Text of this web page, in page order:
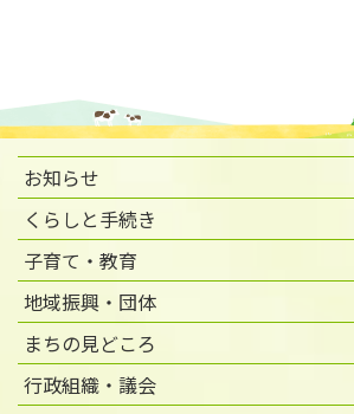
お知らせ
くらしと手続き
子育て・教育
地域振興・団体
まちの見どころ
行政組織・議会